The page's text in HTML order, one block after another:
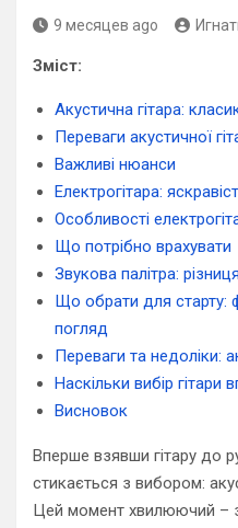
9 месяцев ago
Зміст:
Акустична гітара:
Переваги акустичної
Важливі нюанси
Електрогітара:
Особливості
Що потрібно врахувати
Звукова палітра:
Що обрати для старту:
погляд
Переваги та недоліки:
Наскільки вибір гітари
Висновок
Вперше взявши гітару до
стикається з вибором:
Цей момент хвилюючий –